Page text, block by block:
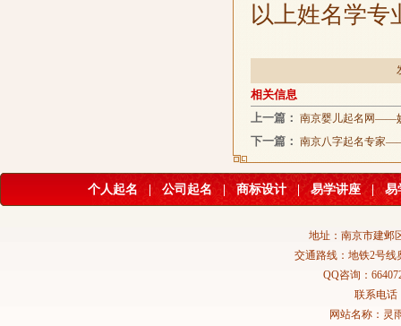
以上姓名学专
相关信息
上一篇： 南京婴儿起名网——
下一篇： 南京八字起名专家
个人起名 公司起名 | 商标设计 | 易学讲座 | 易
地址：南京市建邺
交通路线：地铁2号线
QQ咨询：
联系电话
网站名称：灵